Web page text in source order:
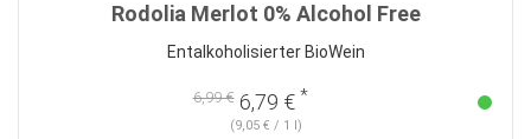
Rodolia Merlot 0% Alcohol Free
Entalkoholisierter BioWein
6,99 €6,79 € *
(9,05 € / 1 l)